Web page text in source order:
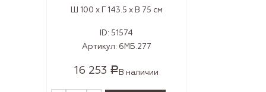
Ш 100 x Г 143.5 x В 75 см
ID: 51574
Артикул: 6МБ.277
16 253 Р В наличии